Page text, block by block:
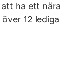
ha ett nära
12 lediga